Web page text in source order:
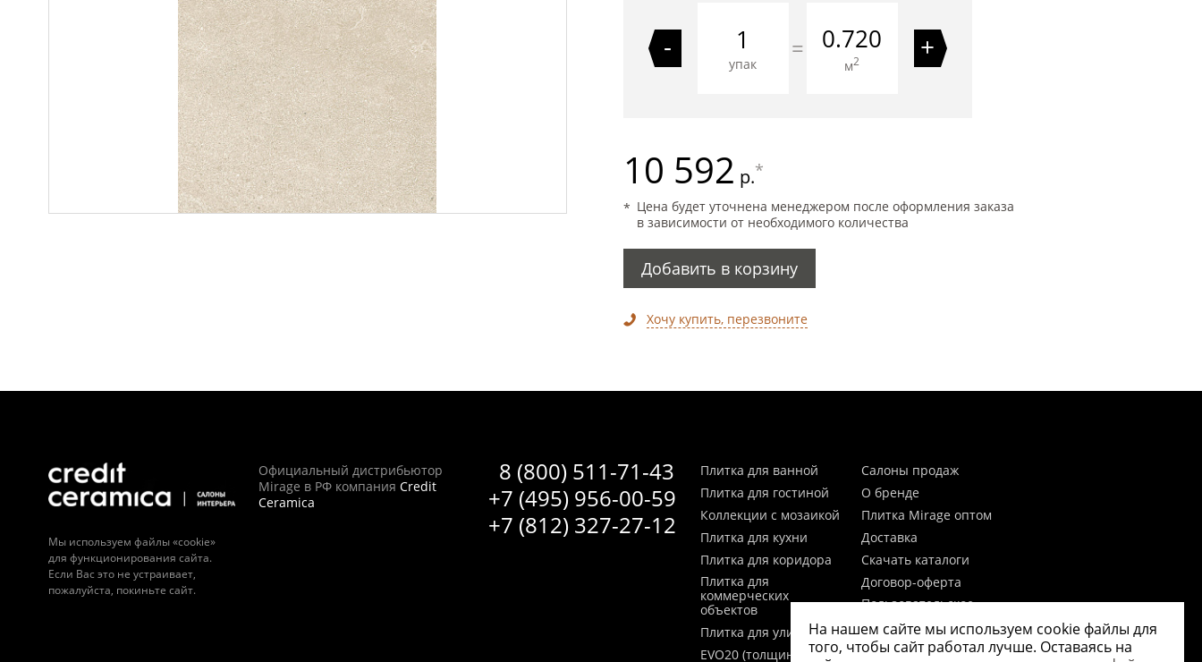
-
упак
= 0.720
м2 +
10 592 р.*
Цена будет уточнена менеджером после оформления заказа
в зависимости от необходимого количества
Добавить в корзину
Хочу купить, перезвоните
Мы используем файлы «cookie»
для функционирования сайта.
Если Вас это не устраивает,
пожалуйста, покиньте сайт.
8 (800) 511-71-43
+7 (495) 956-00-59
+7 (812) 327-27-12
Официальный дистрибьютор
Mirage в РФ компания Credit
Ceramica
Плитка для ванной
Плитка для гостиной
Коллекции с мозаикой
Плитка для кухни
Плитка для коридора
Плитка для
коммерческих
объектов
Плитка для улицы
EVO20 (толщина 20мм)
Салоны продаж
О бренде
Плитка Mirage оптом
Доставка
Скачать каталоги
Договор-оферта
Пользовательское
Согласие на обработку
персональных данных
На нашем сайте мы используем cookie файлы для
того, чтобы сайт работал лучше. Оставаясь на